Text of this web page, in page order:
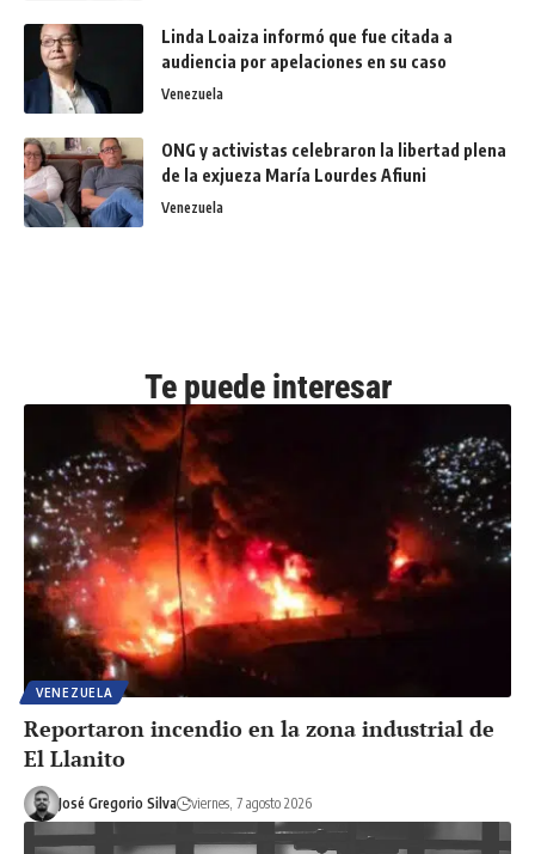
Linda Loaiza informó que fue citada a
audiencia por apelaciones en su caso
Venezuela
ONG y activistas celebraron la libertad plena
de la exjueza María Lourdes Afiuni
Venezuela
Te puede interesar
VENEZUELA
Reportaron incendio en la zona industrial de
El Llanito
José Gregorio Silva viernes, 7 agosto 2026